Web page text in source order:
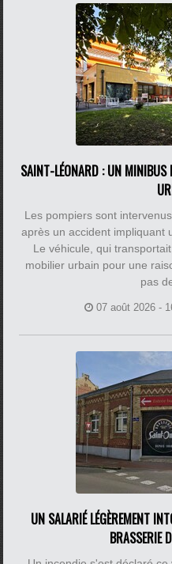
SAINT-LÉONARD : UN MINIBUS
Les pompiers sont
après un accident impliquant
Le véhicule, qui
mobilier urbain pour une
pas
07 août 2026 -
UN SALARIÉ LÉGÈREMENT
BRASSERIE